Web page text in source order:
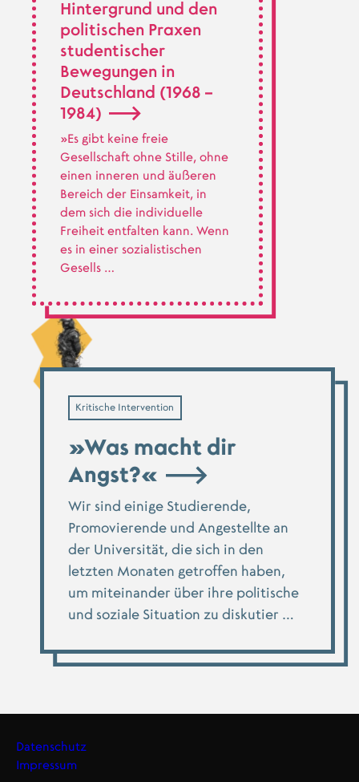
Hintergrund und den
politischen Praxen
studentischer
Bewegungen in
Deutschland (1968 –
1984)
»Es gibt keine freie
Gesellschaft ohne Stille, ohne
einen inneren und äußeren
Bereich der Einsamkeit, in
dem sich die individuelle
Freiheit entfalten kann. Wenn
es in einer sozialistischen
Gesells …
Kritische Intervention
»Was macht dir
Angst?«
Wir sind einige Studierende,
Promovierende und Angestellte an
der Universität, die sich in den
letzten Monaten getroffen haben,
um miteinander über ihre politische
und soziale Situation zu diskutier …
Footer
Datenschutz
Impressum